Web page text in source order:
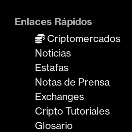
Enlaces Rápidos
Criptomercados
Noticias
Estafas
Notas de Prensa
Exchanges
Cripto Tutoriales
Glosario